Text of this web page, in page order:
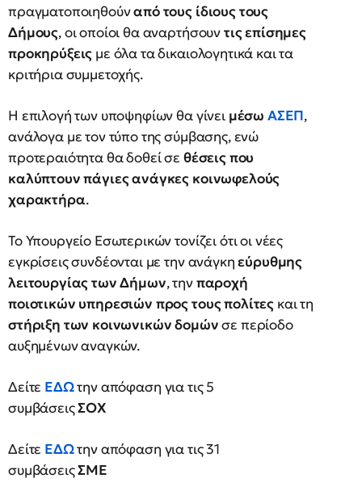
πραγματοποιηθούναπό τους ίδιους τους
Δήμους, οι οποίοι θα αναρτήσουντις επίσημες
προκηρύξεις με όλα τα δικαιολογητικά και τα
κριτήρια συμμετοχής.
Η επιλογή των υποψηφίων θα γίνει μέσω ΑΣΕΠ,
ανάλογα με τον τύπο της σύμβασης, ενώ
προτεραιότητα θα δοθεί σε θέσεις που
καλύπτουν πάγιες ανάγκες κοινωφελούς
χαρακτήρα.
Το Υπουργείο Εσωτερικών τονίζει ότι οι νέες
εγκρίσεις συνδέονται με την ανάγκηεύρυθμης
λειτουργίας των Δήμων, τηνπαροχή
ποιοτικών υπηρεσιών προς τους πολίτες και τη
στήριξη των κοινωνικών δομώνσε περίοδο
αυξημένων αναγκών.
Δείτε ΕΔΩτην απόφαση για τις 5
συμβάσειςΣΟΧ
Δείτε ΕΔΩτην απόφαση για τις 31
συμβάσειςΣΜΕ